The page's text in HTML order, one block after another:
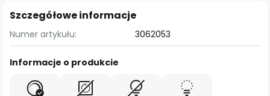
Szczegółowe informacje
Numer artykułu: 3062053
Informacje o produkcie